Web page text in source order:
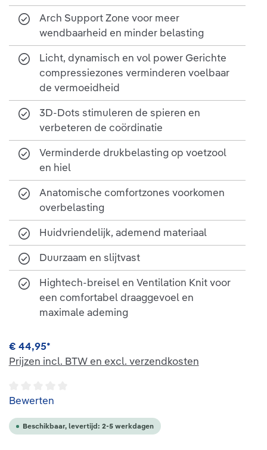
Arch Support Zone voor meer
wendbaarheid en minder belasting
Licht, dynamisch en vol power Gerichte
compressiezones verminderen voelbaar
de vermoeidheid
3D-Dots stimuleren de spieren en
verbeteren de coördinatie
Verminderde drukbelasting op voetzool
en hiel
Anatomische comfortzones voorkomen
overbelasting
Huidvriendelijk, ademend materiaal
Duurzaam en slijtvast
Hightech-breisel en Ventilation Knit voor
een comfortabel draaggevoel en
maximale ademing
€ 44,95*
Prijzen incl. BTW en excl. verzendkosten
Gemiddelde waardering van 0 van 5 sterren
Bewerten
Beschikbaar, levertijd: 2-5 werkdagen